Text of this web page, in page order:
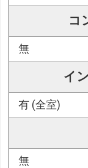
コ
無
イ
有 (全室)
無